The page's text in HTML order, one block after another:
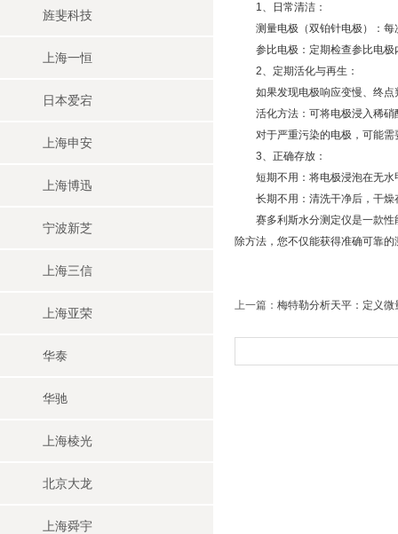
旌斐科技
上海一恒
日本爱宕
上海申安
上海博迅
宁波新芝
上海三信
上海亚荣
华泰
华驰
上海棱光
北京大龙
上海舜宇
1、日常清洁：
测量电极（双铂针电极）：​每
参比电极：​定期检查参比电极
2、定期活化与再生：
如果发现电极响应变慢、终点
活化方法：​可将电极浸入稀硝
对于严重污染的电极，可能需
3、正确存放：
短期不用：​将电极浸泡在无水
长期不用：​清洗干净后，干燥
赛多利斯水分测定仪是一款性
除方法，您不仅能获得准确可靠
上一篇： 梅特勒分析天平：定义微